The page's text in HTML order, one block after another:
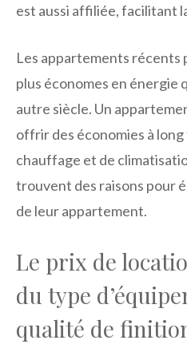
est aussi affiliée, facilitant
Les appartements
plus économes en énergie
autre siècle. Un
offrir des économies à
chauffage et de
trouvent des raisons pour
de leur appartement.
Le prix de
du type
qualité de